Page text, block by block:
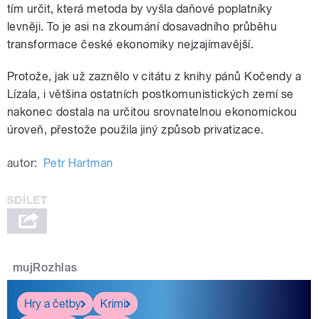
tím určit, která metoda by vyšla daňové poplatníky
levněji. To je asi na zkoumání dosavadního průběhu
transformace české ekonomiky nejzajímavější.
Protože, jak už zaznělo v citátu z knihy pánů Kočendy a
Lízala, i většina ostatních postkomunistických zemí se
nakonec dostala na určitou srovnatelnou ekonomickou
úroveň, přestože použila jiný způsob privatizace.
autor: Petr Hartman
mujRozhlas
Hry a četby
Krimi